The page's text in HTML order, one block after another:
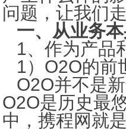
问题，让我们
一、从业务
1、作为产品
1）O2O的前
O2O并不是
O2O是历史最
中，携程网就